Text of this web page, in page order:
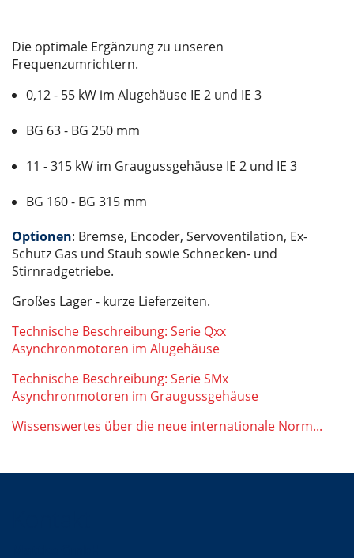
Die optimale Ergänzung zu unseren
Frequenzumrichtern.
0,12 - 55 kW im Alugehäuse IE 2 und IE 3
BG 63 - BG 250 mm
11 - 315 kW im Graugussgehäuse IE 2 und IE 3
BG 160 - BG 315 mm
Optionen: Bremse, Encoder, Servoventilation, Ex-
Schutz Gas und Staub sowie Schnecken- und
Stirnradgetriebe.
Großes Lager - kurze Lieferzeiten.
Technische Beschreibung: Serie Qxx
Asynchronmotoren im Alugehäuse
Technische Beschreibung: Serie SMx
Asynchronmotoren im Graugussgehäuse
Wissenswertes über die neue internationale Norm...